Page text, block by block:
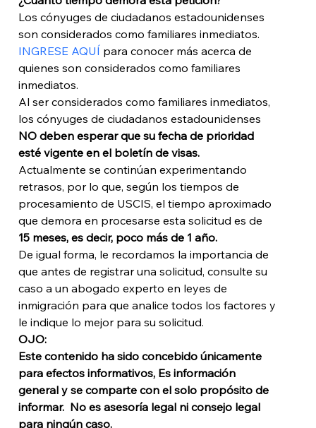
Los cónyuges de ciudadanos estadounidenses
son considerados como familiares inmediatos.
INGRESE AQUÍ para conocer más acerca de
quienes son considerados como familiares
inmediatos.
Al ser considerados como familiares inmediatos,
los cónyuges de ciudadanos estadounidenses
NO deben esperar que su fecha de prioridad
esté vigente en el boletín de visas.
Actualmente se continúan experimentando
retrasos, por lo que, según los tiempos de
procesamiento de USCIS, el tiempo aproximado
que demora en procesarse esta solicitud es de
15 meses, es decir, poco más de 1 año.
De igual forma, le recordamos la importancia de
que antes de registrar una solicitud, consulte su
caso a un abogado experto en leyes de
inmigración para que analice todos los factores y
le indique lo mejor para su solicitud.
OJO:
Este contenido ha sido concebido únicamente
para efectos informativos, Es información
general y se comparte con el solo propósito de
informar.  No es asesoría legal ni consejo legal
para ningún caso.